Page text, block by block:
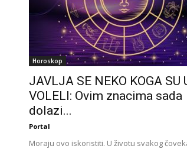
Horoskop
JAVLJA SE NEKO KOGA SU
VOLELI: Ovim znacima sada
dolazi...
Portal
Moraju ovo iskoristiti. U životu svakog